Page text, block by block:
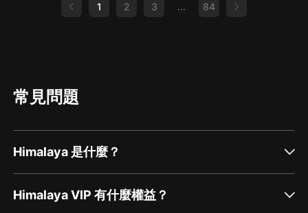
1 2 3 ... 84
常見問題
Himalaya 是什麼？
Himalaya VIP 有什麼權益？